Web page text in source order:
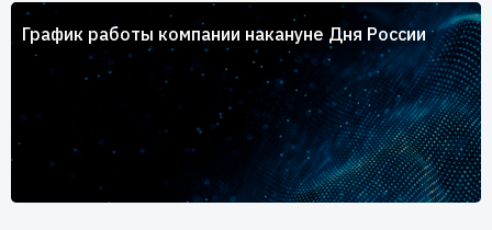
График работы компании накануне Дня России